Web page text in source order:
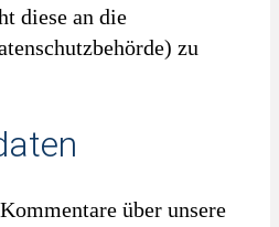
diese an die
zu
über unsere